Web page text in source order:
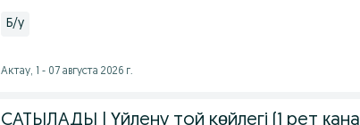
Б/у
Актау, 1 - 07 августа 2026 г.
САТЫЛАДЫ | Үйлену той көйлегі (1 рет қана